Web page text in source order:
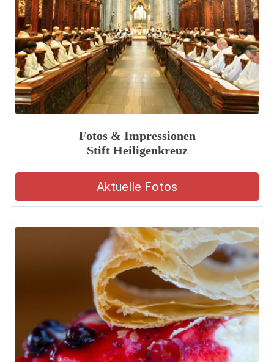
Fotos & Impressionen
Stift Heiligenkreuz
Aktuelle Fotos